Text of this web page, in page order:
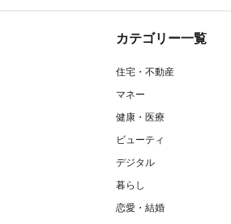
カテゴリー一覧
住宅・不動産
マネー
健康・医療
ビューティ
デジタル
暮らし
恋愛・結婚